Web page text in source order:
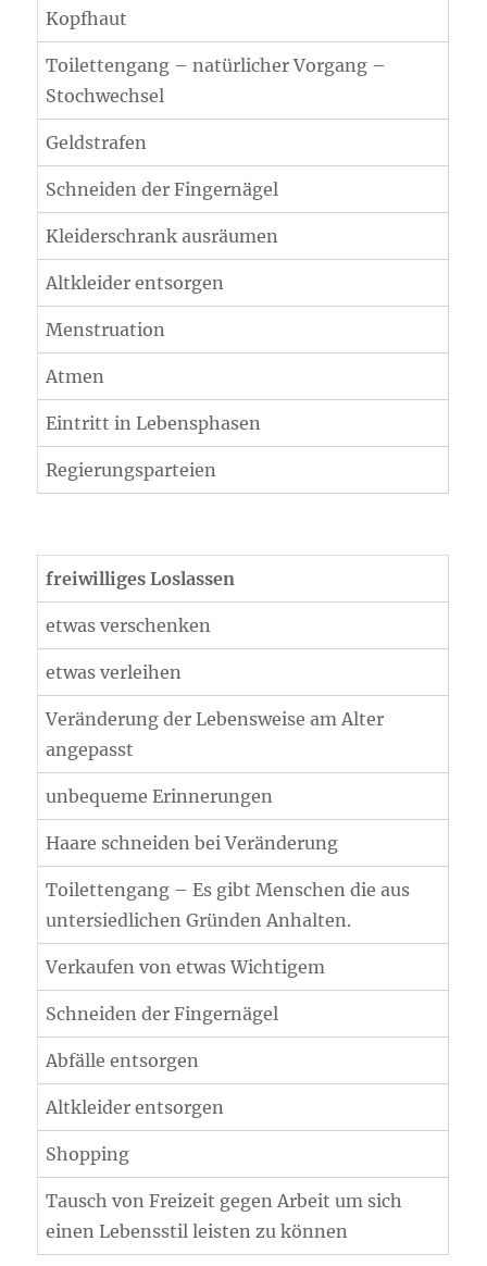
Kopfhaut
Toilettengang – natürlicher Vorgang –
Stochwechsel
Geldstrafen
Schneiden der Fingernägel
Kleiderschrank ausräumen
Altkleider entsorgen
Menstruation
Atmen
Eintritt in Lebensphasen
Regierungsparteien
freiwilliges Loslassen
etwas verschenken
etwas verleihen
Veränderung der Lebensweise am Alter
angepasst
unbequeme Erinnerungen
Haare schneiden bei Veränderung
Toilettengang – Es gibt Menschen die aus
untersiedlichen Gründen Anhalten.
Verkaufen von etwas Wichtigem
Schneiden der Fingernägel
Abfälle entsorgen
Altkleider entsorgen
Shopping
Tausch von Freizeit gegen Arbeit um sich
einen Lebensstil leisten zu können